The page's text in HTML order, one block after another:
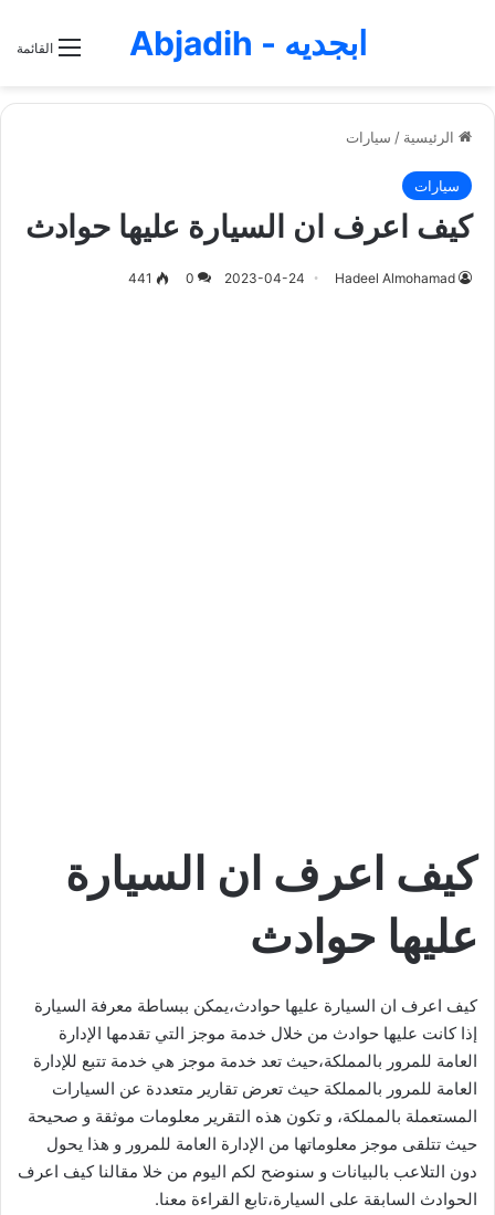
القائمة ابجديه - Abjadih
الرئيسية / سيارات
سيارات
كيف اعرف ان السيارة عليها حوادث
Hadeel Almohamad
2023-04-24
0
441
كيف اعرف ان السيارة
عليها حوادث
كيف اعرف ان السيارة عليها حوادث،يمكن ببساطة معرفة السيارة
إذا كانت عليها حوادث من خلال خدمة موجز التي تقدمها الإدارة
العامة للمرور بالمملكة،حيث تعد خدمة موجز هي خدمة تتبع للإدارة
العامة للمرور بالمملكة حيث تعرض تقارير متعددة عن السيارات
المستعملة بالمملكة، و تكون هذه التقرير معلومات موثقة و صحيحة
حيث تتلقى موجز معلوماتها من الإدارة العامة للمرور و هذا يحول
دون التلاعب بالبيانات و سنوضح لكم اليوم من خلا مقالنا كيف اعرف
الحوادث السابقة على السيارة،تابع القراءة معنا.